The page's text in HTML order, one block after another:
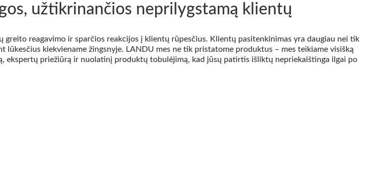
užtikrinančios neprilygstamą klientų
reagavimo ir sparčios reakcijos į klientų rūpesčius. Klientų pasitenkinimas yra daugiau nei tik
kiekviename žingsnyje. LANDU mes ne tik pristatome produktus – mes teikiame visišką
ekspertų priežiūrą ir nuolatinį produktų tobulėjimą, kad jūsų patirtis išliktų nepriekaištinga ilgai po